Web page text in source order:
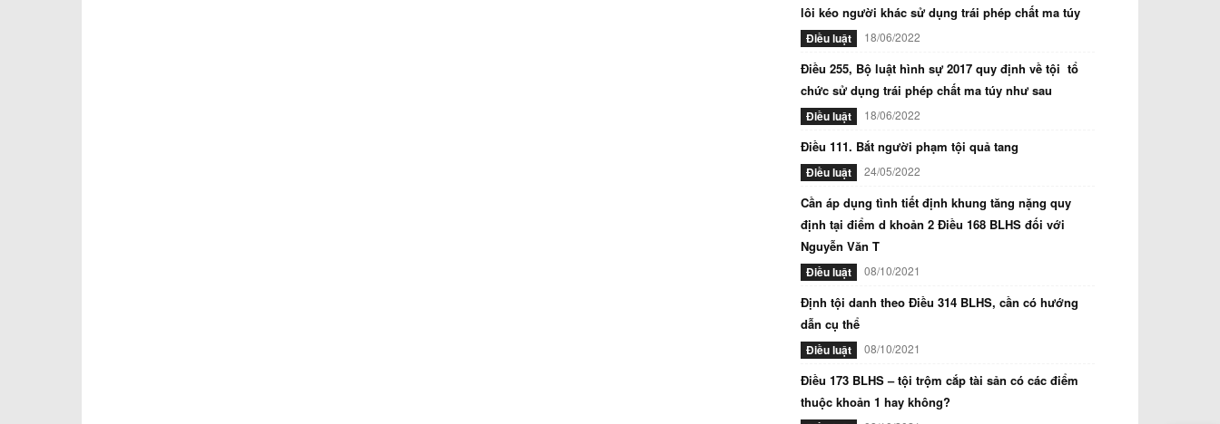
lôi kéo người khác sử dụng trái phép chất ma túy
Điều luật 18/06/2022
Điều 255, Bộ luật hình sự 2017 quy định về tội tổ
chức sử dụng trái phép chất ma túy như sau
Điều luật 18/06/2022
Điều 111. Bắt người phạm tội quả tang
Điều luật 24/05/2022
Cần áp dụng tình tiết định khung tăng nặng quy
định tại điểm d khoản 2 Điều 168 BLHS đối với
Nguyễn Văn T
Điều luật 08/10/2021
Định tội danh theo Điều 314 BLHS, cần có hướng
dẫn cụ thể
Điều luật 08/10/2021
Điều 173 BLHS – tội trộm cắp tài sản có các điểm
thuộc khoản 1 hay không?